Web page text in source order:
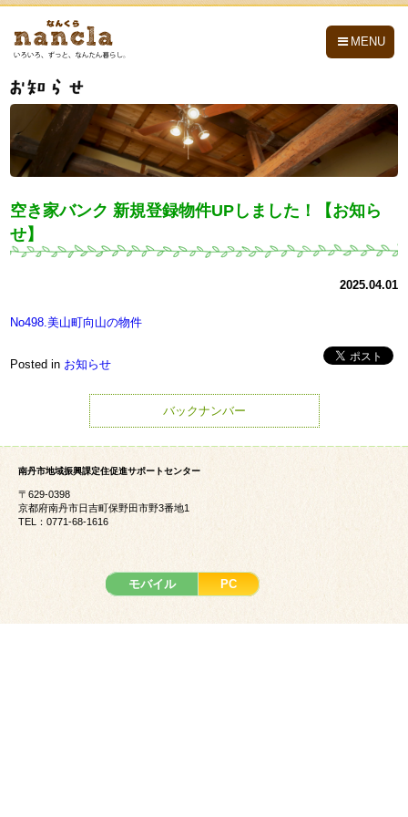
MENU
空き家バンク 新規登録物件UPしました！【お知ら
せ】
2025.04.01
No498.美山町向山の物件
Posted in お知らせ
バックナンバー
南丹市地域振興課定住促進サポートセンター
〒629-0398
京都府南丹市日吉町保野田市野3番地1
TEL：0771-68-1616
モバイル PC